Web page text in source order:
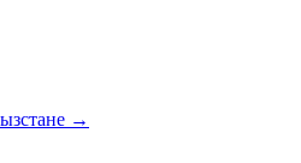
→